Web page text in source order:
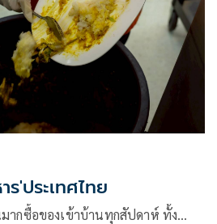
'ประเทศไทย
ากซื้อของเข้าบ้านทุกสัปดาห์ ทั้ง…